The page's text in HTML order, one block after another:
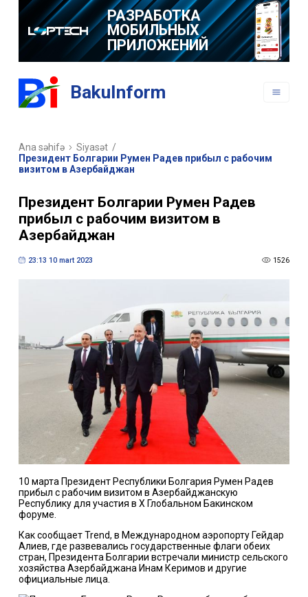
РАЗРАБОТКА
МОБИЛЬНЫХ
ПРИЛОЖЕНИЙ
BakuInform
Ana səhifə Siyasət /
Президент Болгарии Румен Радев прибыл с рабочим
визитом в Азербайджан
Президент Болгарии Румен Радев
прибыл с рабочим визитом в
Азербайджан
23:13 10 mart 2023 1526
10 марта Президент Республики Болгария Румен Радев
прибыл с рабочим визитом в Азербайджанскую
Республику для участия в X Глобальном Бакинском
форуме.
Как сообщает Trend, в Международном аэропорту Гейдар
Алиев, где развевались государственные флаги обеих
стран, Президента Болгарии встречали министр сельского
хозяйства Азербайджана Инам Керимов и другие
официальные лица.